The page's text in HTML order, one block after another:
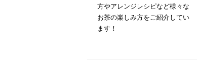
方やアレンジレシピなど様々な
お茶の楽しみ方をご紹介してい
ます！